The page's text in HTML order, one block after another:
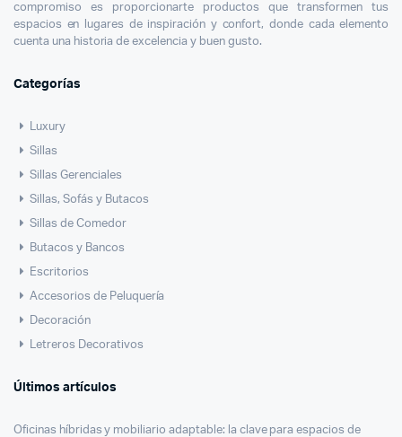
compromiso es proporcionarte productos que transformen tus
espacios en lugares de inspiración y confort, donde cada elemento
cuenta una historia de excelencia y buen gusto.
Categorías
Luxury
Sillas
Sillas Gerenciales
Sillas, Sofás y Butacos
Sillas de Comedor
Butacos y Bancos
Escritorios
Accesorios de Peluquería
Decoración
Letreros Decorativos
Últimos artículos
Oficinas híbridas y mobiliario adaptable: la clave para espacios de